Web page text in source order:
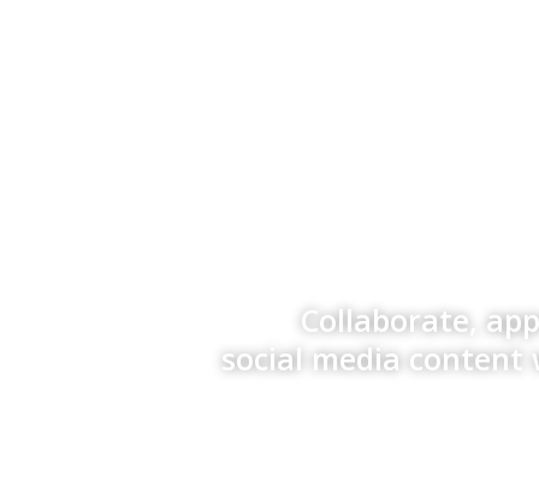
Collaborate,
social media